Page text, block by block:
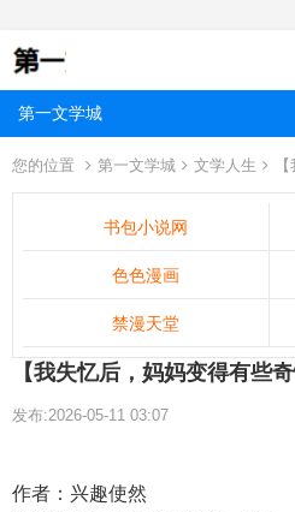
第一文学城
您的位置 第一文学城 文学人生
书包小说网
色色漫画
禁漫天堂
【我失忆后，妈妈变得有些
发布:2026-05-11 03:07
作者：兴趣使然